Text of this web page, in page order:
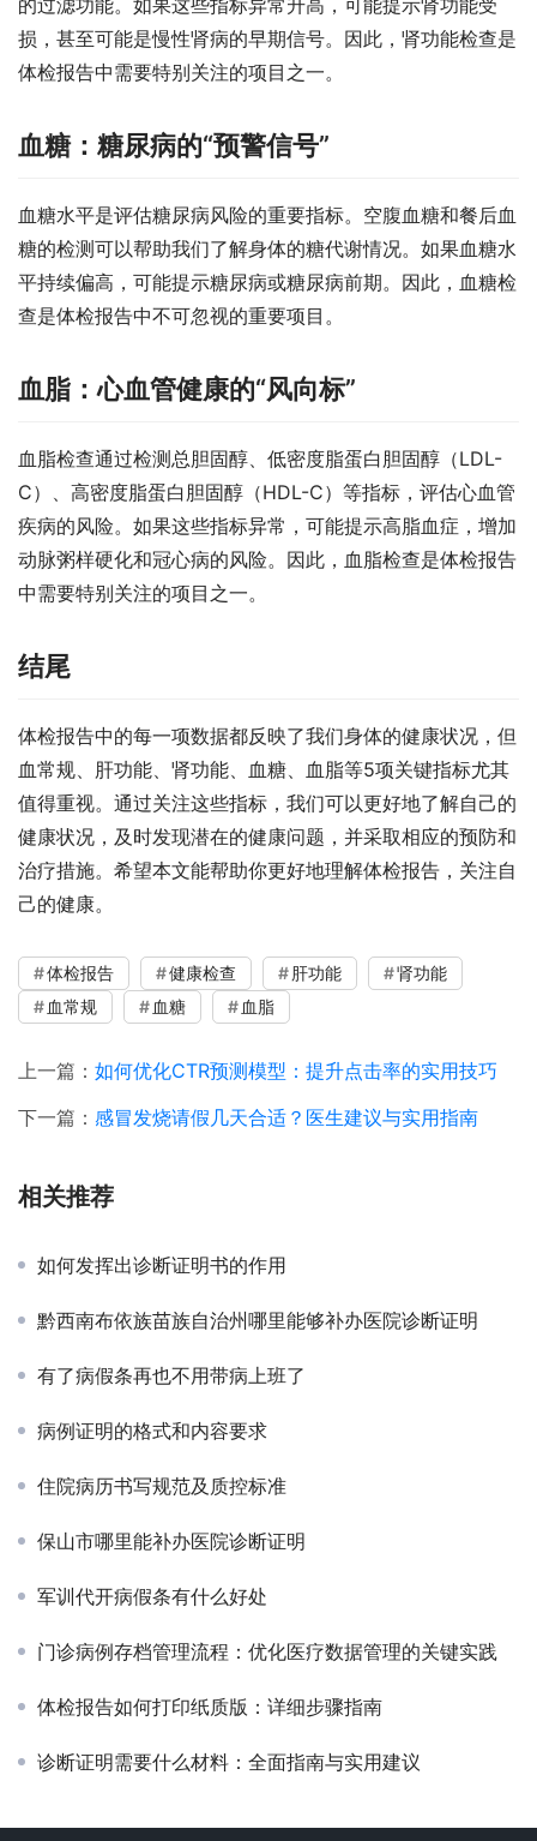
的过滤功能。如果这些指标异常升高，可能提示肾功能受
损，甚至可能是慢性肾病的早期信号。因此，肾功能检查是
体检报告中需要特别关注的项目之一。
血糖：糖尿病的“预警信号”
血糖水平是评估糖尿病风险的重要指标。空腹血糖和餐后血
糖的检测可以帮助我们了解身体的糖代谢情况。如果血糖水
平持续偏高，可能提示糖尿病或糖尿病前期。因此，血糖检
查是体检报告中不可忽视的重要项目。
血脂：心血管健康的“风向标”
血脂检查通过检测总胆固醇、低密度脂蛋白胆固醇（LDL-
C）、高密度脂蛋白胆固醇（HDL-C）等指标，评估心血管
疾病的风险。如果这些指标异常，可能提示高脂血症，增加
动脉粥样硬化和冠心病的风险。因此，血脂检查是体检报告
中需要特别关注的项目之一。
结尾
体检报告中的每一项数据都反映了我们身体的健康状况，但
血常规、肝功能、肾功能、血糖、血脂等5项关键指标尤其
值得重视。通过关注这些指标，我们可以更好地了解自己的
健康状况，及时发现潜在的健康问题，并采取相应的预防和
治疗措施。希望本文能帮助你更好地理解体检报告，关注自
己的健康。
体检报告 健康检查 肝功能
肾功能
血常规
血糖 血脂
上一篇： 如何优化CTR预测模型：提升点击率的实用技巧
下一篇： 感冒发烧请假几天合适？医生建议与实用指南
相关推荐
如何发挥出诊断证明书的作用
黔西南布依族苗族自治州哪里能够补办医院诊断证明
有了病假条再也不用带病上班了
病例证明的格式和内容要求
住院病历书写规范及质控标准
保山市哪里能补办医院诊断证明
军训代开病假条有什么好处
门诊病例存档管理流程：优化医疗数据管理的关键实践
体检报告如何打印纸质版：详细步骤指南
诊断证明需要什么材料：全面指南与实用建议